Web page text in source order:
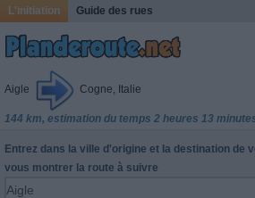
L'initiation Guide des rues
Aigle Cogne, Italie
144 km, estimation du temps 2 heures 13
Entrez dans la ville d'origine et la destination de
vous montrer la route à suivre